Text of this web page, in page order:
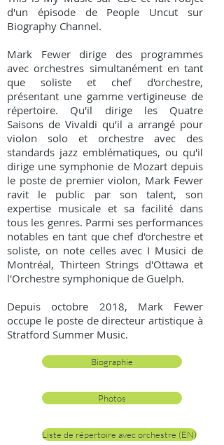
Discographie
d'un épisode de People Uncut sur
Biography Channel.
Mark Fewer dirige des programmes
avec orchestres simultanément en tant
que soliste et chef d'orchestre,
présentant une gamme vertigineuse de
répertoire. Qu'il dirige les Quatre
Saisons de Vivaldi qu’il a arrangé pour
violon solo et orchestre avec des
standards jazz emblématiques, ou qu'il
dirige une symphonie de Mozart depuis
le poste de premier violon, Mark Fewer
ravit le public par son talent, son
expertise musicale et sa facilité dans
tous les genres. Parmi ses performances
notables en tant que chef d'orchestre et
soliste, on note celles avec I Musici de
Montréal, Thirteen Strings d'Ottawa et
l'Orchestre symphonique de Guelph.
Depuis octobre 2018, Mark Fewer
occupe le poste de directeur artistique à
Stratford Summer Music.
Biographie
Photos
Liste de répertoire avec orchestre (EN)